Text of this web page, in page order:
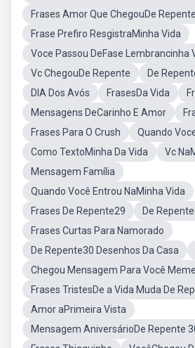
Frases Amor Que ChegouDe Repente
Frase Prefiro ResgistraMinha Vida
Voce Passou DeFase Lembrancinha
Vc ChegouDe Repente
De
DIA Dos Avós
FrasesDa Vida
Mensagens DeCarinho E Amor
Frases Para O Crush
Quando
Como TextoMinha Da Vida
Vc
Mensagem Família
Quando Você Entrou NaMinha Vida
Frases De Repente29
De
Frases Curtas Para Namorado
De Repente30 Desenhos Da Casa
Chegou Mensagem Para Você Meme
Frases TristesDe a Vida Muda De
Amor aPrimeira Vista
Mensagem AniversárioDe Repente